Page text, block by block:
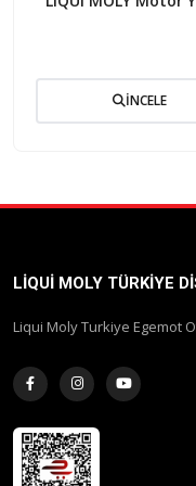
İNCELE
LIQUI MOLY TÜRKIYE
Liqui Moly Turkiye Egemot